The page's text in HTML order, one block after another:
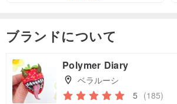
ブランドについて
Polymer Diary
ベラルーシ
5 (185)